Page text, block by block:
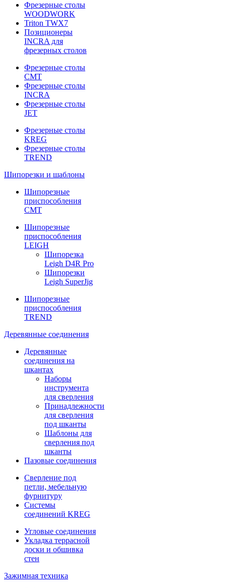
Фрезерные столы
WOODWORK
Triton TWX7
Позиционеры
INCRA для
фрезерных столов
Фрезерные столы
CMT
Фрезерные столы
INCRA
Фрезерные столы
JET
Фрезерные столы
KREG
Фрезерные столы
TREND
Шипорезки и шаблоны
Шипорезные
приспособления
CMT
Шипорезные
приспособления
LEIGH
Шипорезка
Leigh D4R Pro
Шипорезки
Leigh SuperJig
Шипорезные
приспособления
TREND
Деревянные соединения
Деревянные
соединения на
шкантах
Наборы
инструмента
для сверления
Принадлежности
для сверления
под шканты
Шаблоны для
сверления под
шканты
Пазовые соединения
Сверление под
петли, мебельную
фурнитуру
Системы
соединений KREG
Угловые соединения
Укладка террасной
доски и обшивка
стен
Зажимная техника